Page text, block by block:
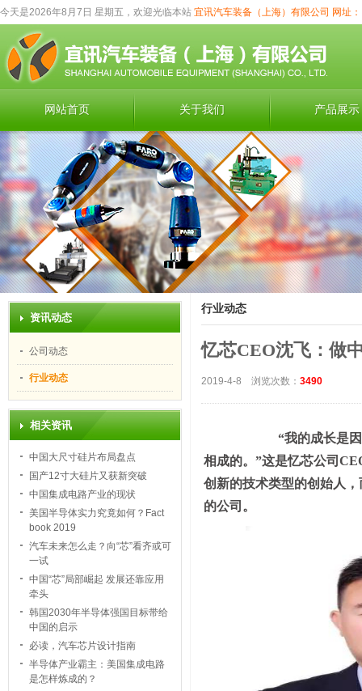
今天是2026年8月7日 星期五，欢迎光临本站 宜讯汽车装备（上海）有限公司 网址：
网站首页 关于我们 产品展示
资讯动态
公司动态
行业动态
相关资讯
中国大尺寸硅片布局盘点
国产12寸大硅片又获新突破
中国集成电路产业的现状
美国半导体实力究竟如何？Fact
book 2019
汽车未来怎么走？向“芯”看齐或可
一试
中国“芯”局部崛起 发展还靠应用
牵头
韩国2030年半导体强国目标带给
中国的启示
必读，汽车芯片设计指南
半导体产业霸主：美国集成电路
是怎样炼成的？
行业动态
忆芯CEO沈飞：做
2019-4-8 浏览次数：3490
“我的成长是
相成的。”这是忆芯公司
创新的技术类型的创始人
的公司。